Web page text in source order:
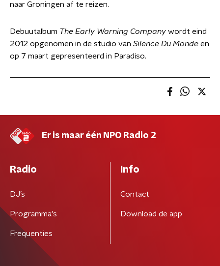
naar Groningen af te reizen.
Debuutalbum The Early Warning Company wordt eind
2012 opgenomen in de studio van Silence Du Monde en
op 7 maart gepresenteerd in Paradiso.
Er is maar één NPO Radio 2
Radio
DJ’s
Programma's
Frequenties
Info
Contact
Download de app